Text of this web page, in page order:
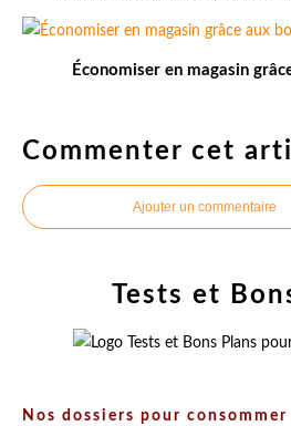
Économiser en magasin
Commenter cet
Ajouter un commentaire
Tests et
Nos dossiers pour